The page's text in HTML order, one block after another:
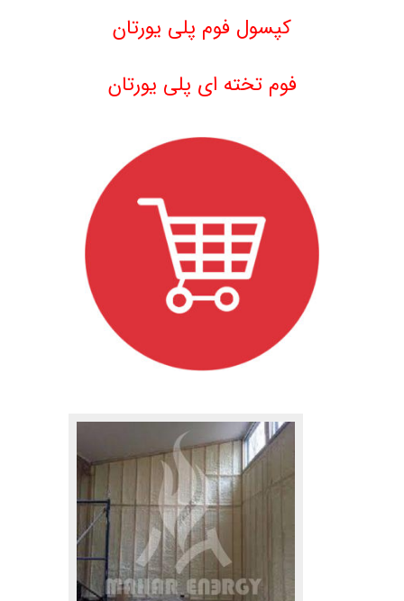
کپسول فوم پلی یورتان
فوم تخته ای پلی یورتان